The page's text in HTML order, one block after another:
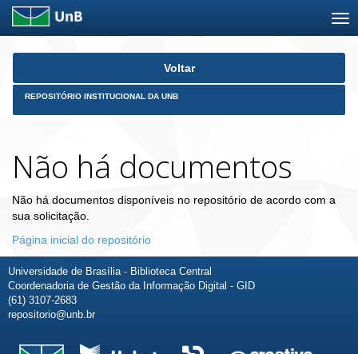
Skip
Voltar
REPOSITÓRIO INSTITUCIONAL DA UNB
Não há documentos
Não há documentos disponíveis no repositório de acordo com a
sua solicitação.
Página inicial do repositório
Universidade de Brasília - Biblioteca Central
Coordenadoria de Gestão da Informação Digital - GID
(61) 3107-2683
repositorio@unb.br